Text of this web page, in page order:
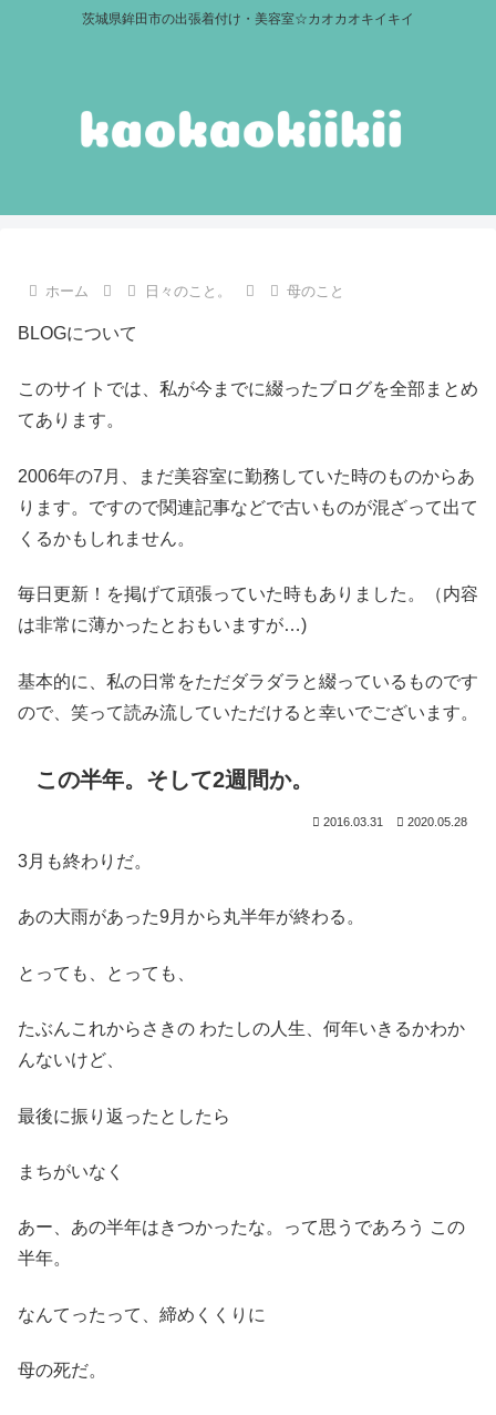
茨城県鉾田市の出張着付け・美容室☆カオカオキイキイ
ホーム 日々のこと。 母のこと
BLOGについて
このサイトでは、私が今までに綴ったブログを全部まとめ
てあります。
2006年の7月、まだ美容室に勤務していた時のものからあ
ります。ですので関連記事などで古いものが混ざって出て
くるかもしれません。
毎日更新！を掲げて頑張っていた時もありました。（内容
は非常に薄かったとおもいますが…)
基本的に、私の日常をただダラダラと綴っているものです
ので、笑って読み流していただけると幸いでございます。
この半年。そして2週間か。
2016.03.31 2020.05.28
3月も終わりだ。
あの大雨があった9月から丸半年が終わる。
とっても、とっても、
たぶんこれからさきの わたしの人生、何年いきるかわか
んないけど、
最後に振り返ったとしたら
まちがいなく
あー、あの半年はきつかったな。って思うであろう この
半年。
なんてったって、締めくくりに
母の死だ。